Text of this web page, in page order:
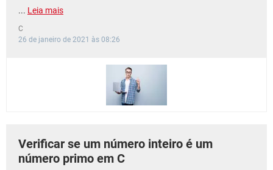
... Leia mais
C
26 de janeiro de 2021 às 08:26
Verificar se um número inteiro é um
número primo em C